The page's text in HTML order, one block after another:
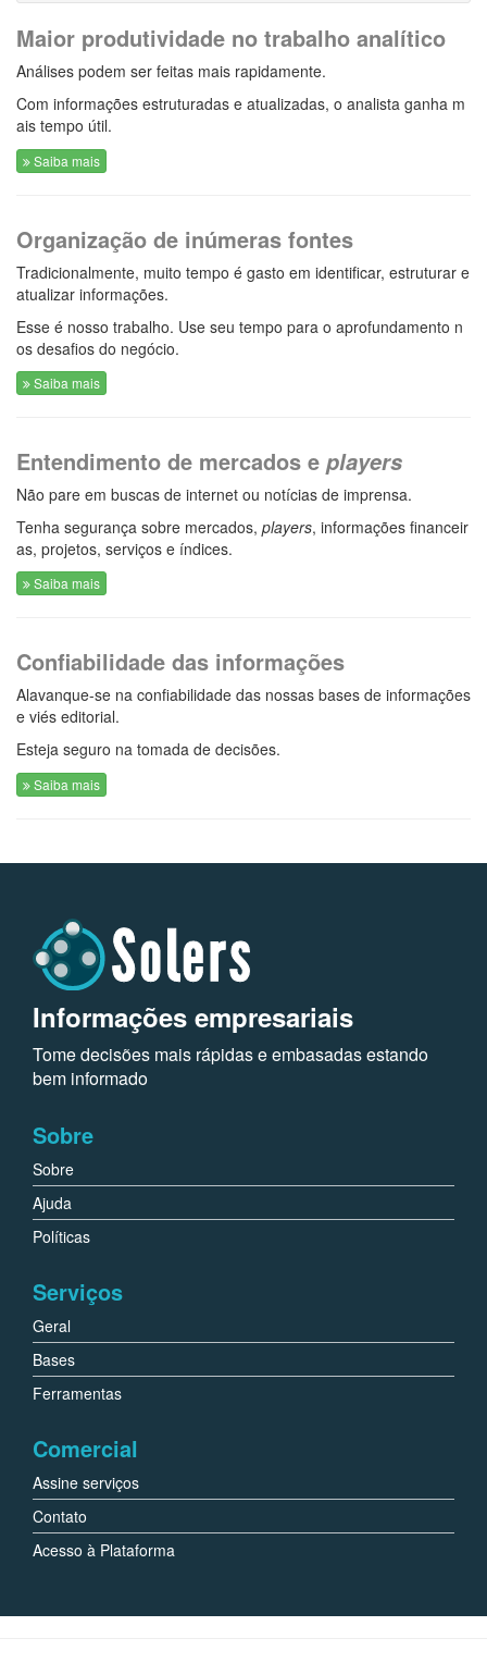
Maior produtividade no trabalho analítico
Análises podem ser feitas mais rapidamente.
Com informações estruturadas e atualizadas, o analista ganha m
ais tempo útil.
Saiba mais
Organização de inúmeras fontes
Tradicionalmente, muito tempo é gasto em identificar, estruturar e
atualizar informações.
Esse é nosso trabalho. Use seu tempo para o aprofundamento n
os desafios do negócio.
Saiba mais
Entendimento de mercados e players
Não pare em buscas de internet ou notícias de imprensa.
Tenha segurança sobre mercados, players, informações financeir
as, projetos, serviços e índices.
Saiba mais
Confiabilidade das informações
Alavanque-se na confiabilidade das nossas bases de informações
e viés editorial.
Esteja seguro na tomada de decisões.
Saiba mais
Informações empresariais
Tome decisões mais rápidas e embasadas estando
bem informado
Sobre
Sobre
Ajuda
Políticas
Serviços
Geral
Bases
Ferramentas
Comercial
Assine serviços
Contato
Acesso à Plataforma